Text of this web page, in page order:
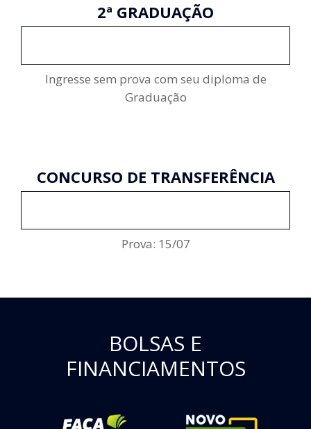
2ª GRADUAÇÃO
Ingresse sem prova com seu diploma de
Graduação
CONCURSO DE TRANSFERÊNCIA
Prova: 15/07
BOLSAS E
FINANCIAMENTOS